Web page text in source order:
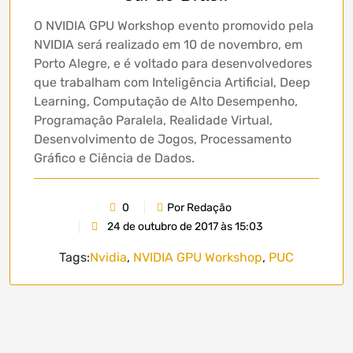
O NVIDIA GPU Workshop evento promovido pela
NVIDIA será realizado em 10 de novembro, em
Porto Alegre, e é voltado para desenvolvedores
que trabalham com Inteligência Artificial, Deep
Learning, Computação de Alto Desempenho,
Programação Paralela, Realidade Virtual,
Desenvolvimento de Jogos, Processamento
Gráfico e Ciência de Dados.
0
Por Redação
24 de outubro de 2017 às 15:03
Tags:Nvidia, NVIDIA GPU Workshop, PUC